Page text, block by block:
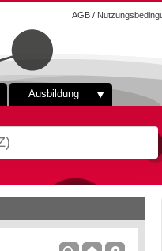
AGB /
Ausbildung